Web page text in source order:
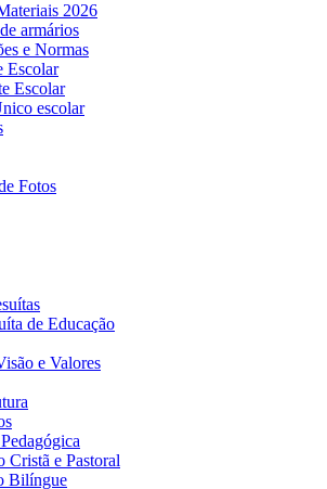
2026
armários
e Normas
Escolar
Escolar
escolar
Fotos
de Educação
e Valores
Cristã e Pastoral
Bilíngue